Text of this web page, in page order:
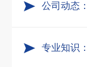
公司动态：
专业知识：